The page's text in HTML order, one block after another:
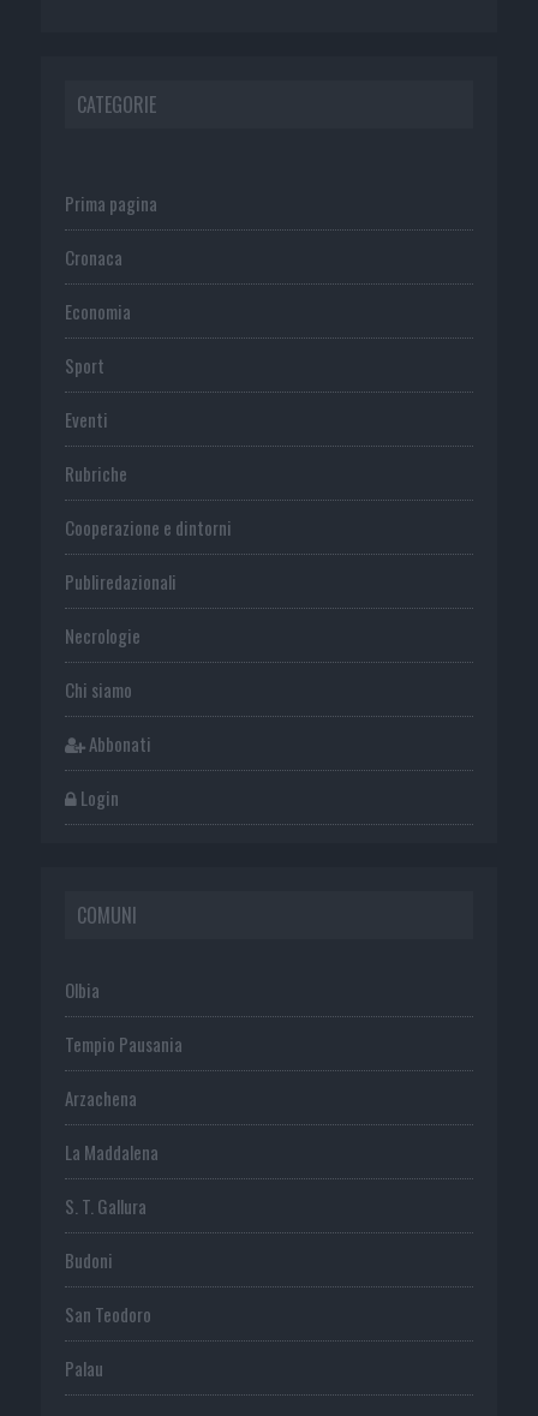
CATEGORIE
Prima pagina
Cronaca
Economia
Sport
Eventi
Rubriche
Cooperazione e dintorni
Publiredazionali
Necrologie
Chi siamo
Abbonati
Login
COMUNI
Olbia
Tempio Pausania
Arzachena
La Maddalena
S. T. Gallura
Budoni
San Teodoro
Palau